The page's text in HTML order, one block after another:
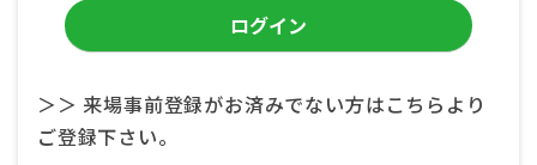
＞＞ 来場事前登録がお済みでない方はこちらより
ご登録下さい。